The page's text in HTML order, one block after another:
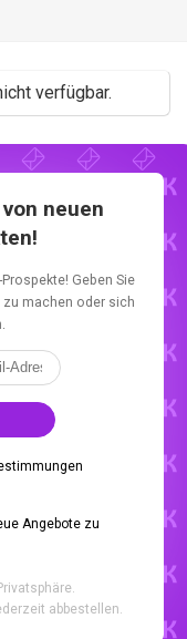
verfügbar.
neuen
Geben Sie
zu machen oder sich
Angebote zu
abbestellen.